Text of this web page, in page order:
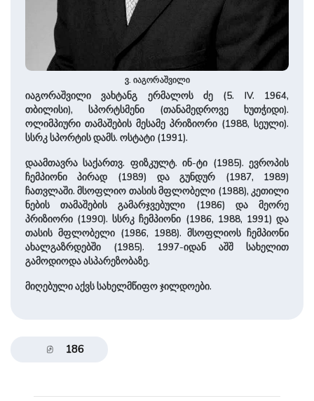
ვ. იაგორაშვილი
იაგორაშვილი ვახტანგ ერმალოს ძე (5. IV. 1964,
თბილისი), სპორტსმენი (თანამედროვე ხუთჭიდი).
ოლიმპიური თამაშების მესამე პრიზიორი (1988, სეული).
სსრკ სპორტის დამს. ოსტატი (1991).
დაამთავრა საქართვ. ფიზკულტ. ინ-ტი (1985). ევროპის
ჩემპიონი პირად (1989) და გუნდურ (1987, 1989)
ჩათვლაში. მსოფლიო თასის მფლობელი (1988), კეთილი
ნების თამაშების გამარჯვებული (1986) და მეორე
პრიზიორი (1990). სსრკ ჩემპიონი (1986, 1988, 1991) და
თასის მფლობელი (1986, 1988). მსოფლიოს ჩემპიონი
ახალგაზრდებში (1985). 1997-იდან აშშ სახელით
გამოდიოდა ასპარეზობაზე.
მიღებული აქვს სახელმწიფო ჯილდოები.
186